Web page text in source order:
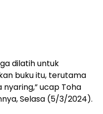
dilatih untuk
buku itu, terutama
ucap Toha
Selasa (5/3/2024).